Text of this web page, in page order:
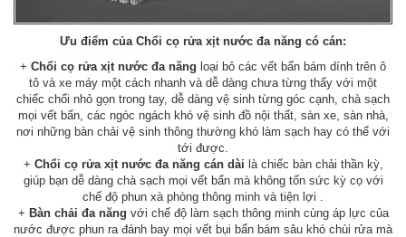
Ưu điểm của Chổi cọ rửa xịt nước đa năng có cán:
+ Chổi cọ rửa xịt nước đa năng loại bỏ các vết bẩn bám dính trên ô
tô và xe máy một cách nhanh và dễ dàng chưa từng thấy với một
chiếc chổi nhỏ gọn trong tay, dễ dàng vệ sinh từng góc cạnh, chà sạch
mọi vết bẩn, các ngóc ngách khó vệ sinh đồ nội thất, sàn xe, sàn nhà,
nơi những bàn chải vệ sinh thông thường khó làm sạch hay có thể với
tới được.
+ Chổi cọ rửa xịt nước đa năng cán dài là chiếc bàn chải thần kỳ,
giúp bạn dễ dàng chà sạch mọi vết bẩn mà không tốn sức kỳ cọ với
chế độ phun xà phòng thông minh và tiện lợi .
+ Bàn chải đa năng với chế độ làm sạch thông minh cùng áp lực của
nước được phun ra đánh bay mọi vết bụi bẩn bám sâu khó chùi rửa mà